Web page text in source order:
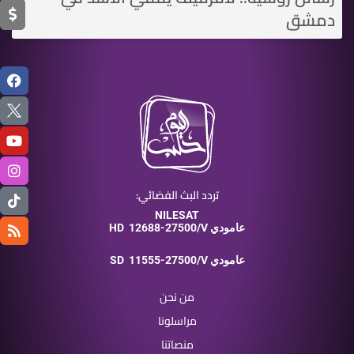
دمشق
تردد البث الفضائي:
NILESAT
HD
12688-27500/V عامودي
SD 11555-27500/V عامودي
من نحن
مراسلونا
منصاتنا